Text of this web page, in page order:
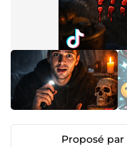
Proposé par